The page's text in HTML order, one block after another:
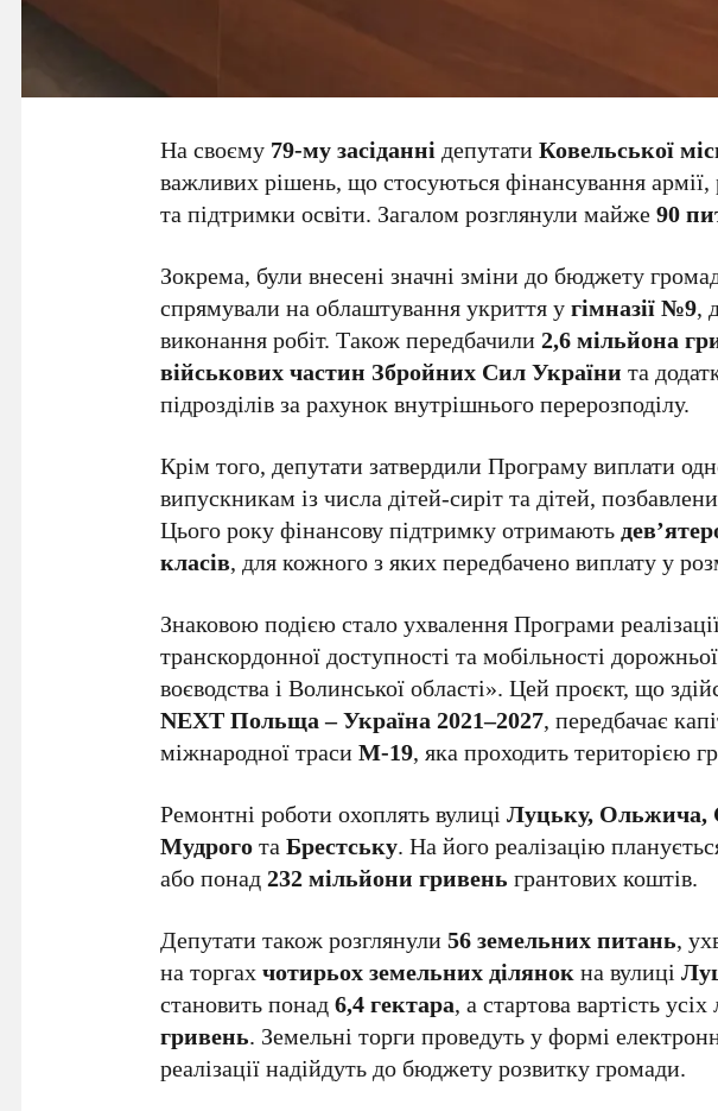
На своєму 79-му засіданнідепутатиКовельської
важливих рішень, що стосуються фінансування
та підтримки освіти. Загалом розглянули майже90
Зокрема, були внесені значні зміни до бюджету
спрямували на облаштування укриття угімназії №9,
виконання робіт. Також передбачили2,6 мільйона
військових частин Збройних Сил України та
підрозділів за рахунок внутрішнього перерозподілу.
Крім того, депутати затвердили Програму виплати
випускникам із числа дітей-сиріт та дітей,
Цього року фінансову підтримку отримають
класів, для кожного з яких передбачено виплату у
Знаковою подією стало ухвалення Програми
транскордонної доступності та мобільності
воєводства і Волинської області». Цей проєкт, що
NEXT Польща – Україна 2021–2027, передбачає
міжнародної трасиМ-19, яка проходить територією
Ремонтні роботи охоплять вулиціЛуцьку, Ольжича,
МудроготаБрестську. На його реалізацію
або понад232 мільйони гривень грантових коштів.
Депутати також розглянули56 земельних питань,
на торгахчотирьох земельних ділянокна вулиці
становить понад6,4 гектара, а стартова вартість
гривень. Земельні торги проведуть у формі
реалізації надійдуть до бюджету розвитку громади.